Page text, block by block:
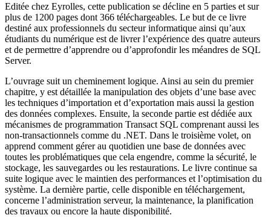
Editée chez Eyrolles, cette publication se décline en 5 parties et sur
plus de 1200 pages dont 366 téléchargeables. Le but de ce livre
destiné aux professionnels du secteur informatique ainsi qu’aux
étudiants du numérique est de livrer l’expérience des quatre auteurs
et de permettre d’apprendre ou d’approfondir les méandres de SQL
Server.
L’ouvrage suit un cheminement logique. Ainsi au sein du premier
chapitre, y est détaillée la manipulation des objets d’une base avec
les techniques d’importation et d’exportation mais aussi la gestion
des données complexes. Ensuite, la seconde partie est dédiée aux
mécanismes de programmation Transact SQL comprenant aussi les
non-transactionnels comme du .NET. Dans le troisième volet, on
apprend comment gérer au quotidien une base de données avec
toutes les problématiques que cela engendre, comme la sécurité, le
stockage, les sauvegardes ou les restaurations. Le livre continue sa
suite logique avec le maintien des performances et l’optimisation du
système. La dernière partie, celle disponible en téléchargement,
concerne l’administration serveur, la maintenance, la planification
des travaux ou encore la haute disponibilité.